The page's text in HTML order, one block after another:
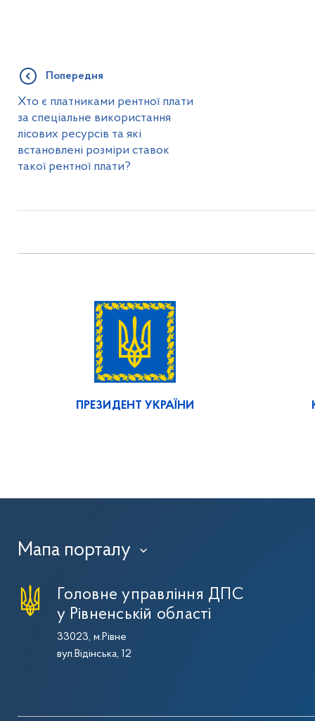
Попередня
Хто є платниками рентної плати
за спеціальне використання
лісових ресурсів та які
встановлені розміри ставок
такої рентної плати?
ПРЕЗИДЕНТ УКРАЇНИ
Мапа порталу ›
Головне управління ДПС
у Рівненській області
33023, м.Рівне
вул.Відінська, 12